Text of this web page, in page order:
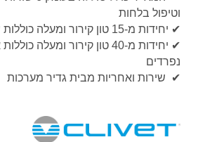
וטיפול בלחות
✔ יחידות מ-15 טון קירור ומעלה כוללות שני מעגלי גז נפרדים
✔
יחידות מ-40 טון קירור ומעלה
נפרדים
✔
שירות ואחריות מבית גדיר מערכות